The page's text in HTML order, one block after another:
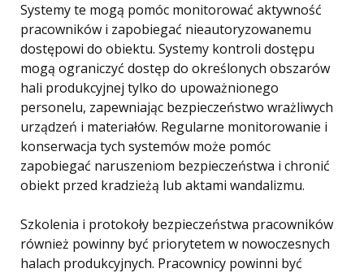
Systemy te mogą pomóc monitorować aktywność
pracowników i zapobiegać nieautoryzowanemu
dostępowi do obiektu. Systemy kontroli dostępu
mogą ograniczyć dostęp do określonych obszarów
hali produkcyjnej tylko do upoważnionego
personelu, zapewniając bezpieczeństwo wrażliwych
urządzeń i materiałów. Regularne monitorowanie i
konserwacja tych systemów może pomóc
zapobiegać naruszeniom bezpieczeństwa i chronić
obiekt przed kradzieżą lub aktami wandalizmu.
Szkolenia i protokoły bezpieczeństwa pracowników
również powinny być priorytetem w nowoczesnych
halach produkcyjnych. Pracownicy powinni być